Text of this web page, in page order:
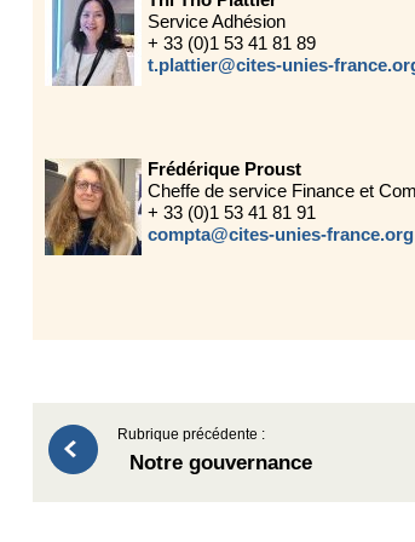
Service Adhésion
+ 33 (0)1 53 41 81 89
t.plattier@cites-unies-
Frédérique Proust
Cheffe de service Finance et
+ 33 (0)1 53 41 81 91
compta@cites-unies-france.org
Rubrique précédente :
Notre gouvernance